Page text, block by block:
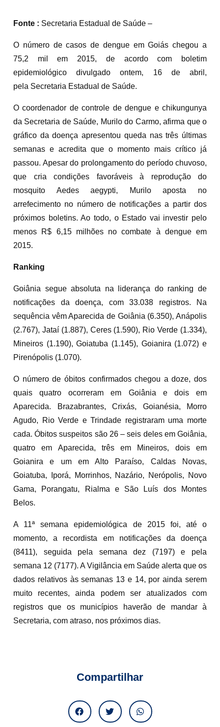
Fonte : Secretaria Estadual de Saúde –
O número de casos de dengue em Goiás chegou a
75,2 mil em 2015, de acordo com boletim
epidemiológico divulgado ontem, 16 de abril,
pela Secretaria Estadual de Saúde.
O coordenador de controle de dengue e chikungunya
da Secretaria de Saúde, Murilo do Carmo, afirma que o
gráfico da doença apresentou queda nas três últimas
semanas e acredita que o momento mais crítico já
passou. Apesar do prolongamento do período chuvoso,
que cria condições favoráveis à reprodução do
mosquito Aedes aegypti, Murilo aposta no
arrefecimento no número de notificações a partir dos
próximos boletins. Ao todo, o Estado vai investir pelo
menos R$ 6,15 milhões no combate à dengue em
2015.
Ranking
Goiânia segue absoluta na liderança do ranking de
notificações da doença, com 33.038 registros. Na
sequência vêm Aparecida de Goiânia (6.350), Anápolis
(2.767), Jataí (1.887), Ceres (1.590), Rio Verde (1.334),
Mineiros (1.190), Goiatuba (1.145), Goianira (1.072) e
Pirenópolis (1.070).
O número de óbitos confirmados chegou a doze, dos
quais quatro ocorreram em Goiânia e dois em
Aparecida. Brazabrantes, Crixás, Goianésia, Morro
Agudo, Rio Verde e Trindade registraram uma morte
cada. Óbitos suspeitos são 26 – seis deles em Goiânia,
quatro em Aparecida, três em Mineiros, dois em
Goianira e um em Alto Paraíso, Caldas Novas,
Goiatuba, Iporá, Morrinhos, Nazário, Nerópolis, Novo
Gama, Porangatu, Rialma e São Luís dos Montes
Belos.
A 11ª semana epidemiológica de 2015 foi, até o
momento, a recordista em notificações da doença
(8411), seguida pela semana dez (7197) e pela
semana 12 (7177). A Vigilância em Saúde alerta que os
dados relativos às semanas 13 e 14, por ainda serem
muito recentes, ainda podem ser atualizados com
registros que os municípios haverão de mandar à
Secretaria, com atraso, nos próximos dias.
Compartilhar